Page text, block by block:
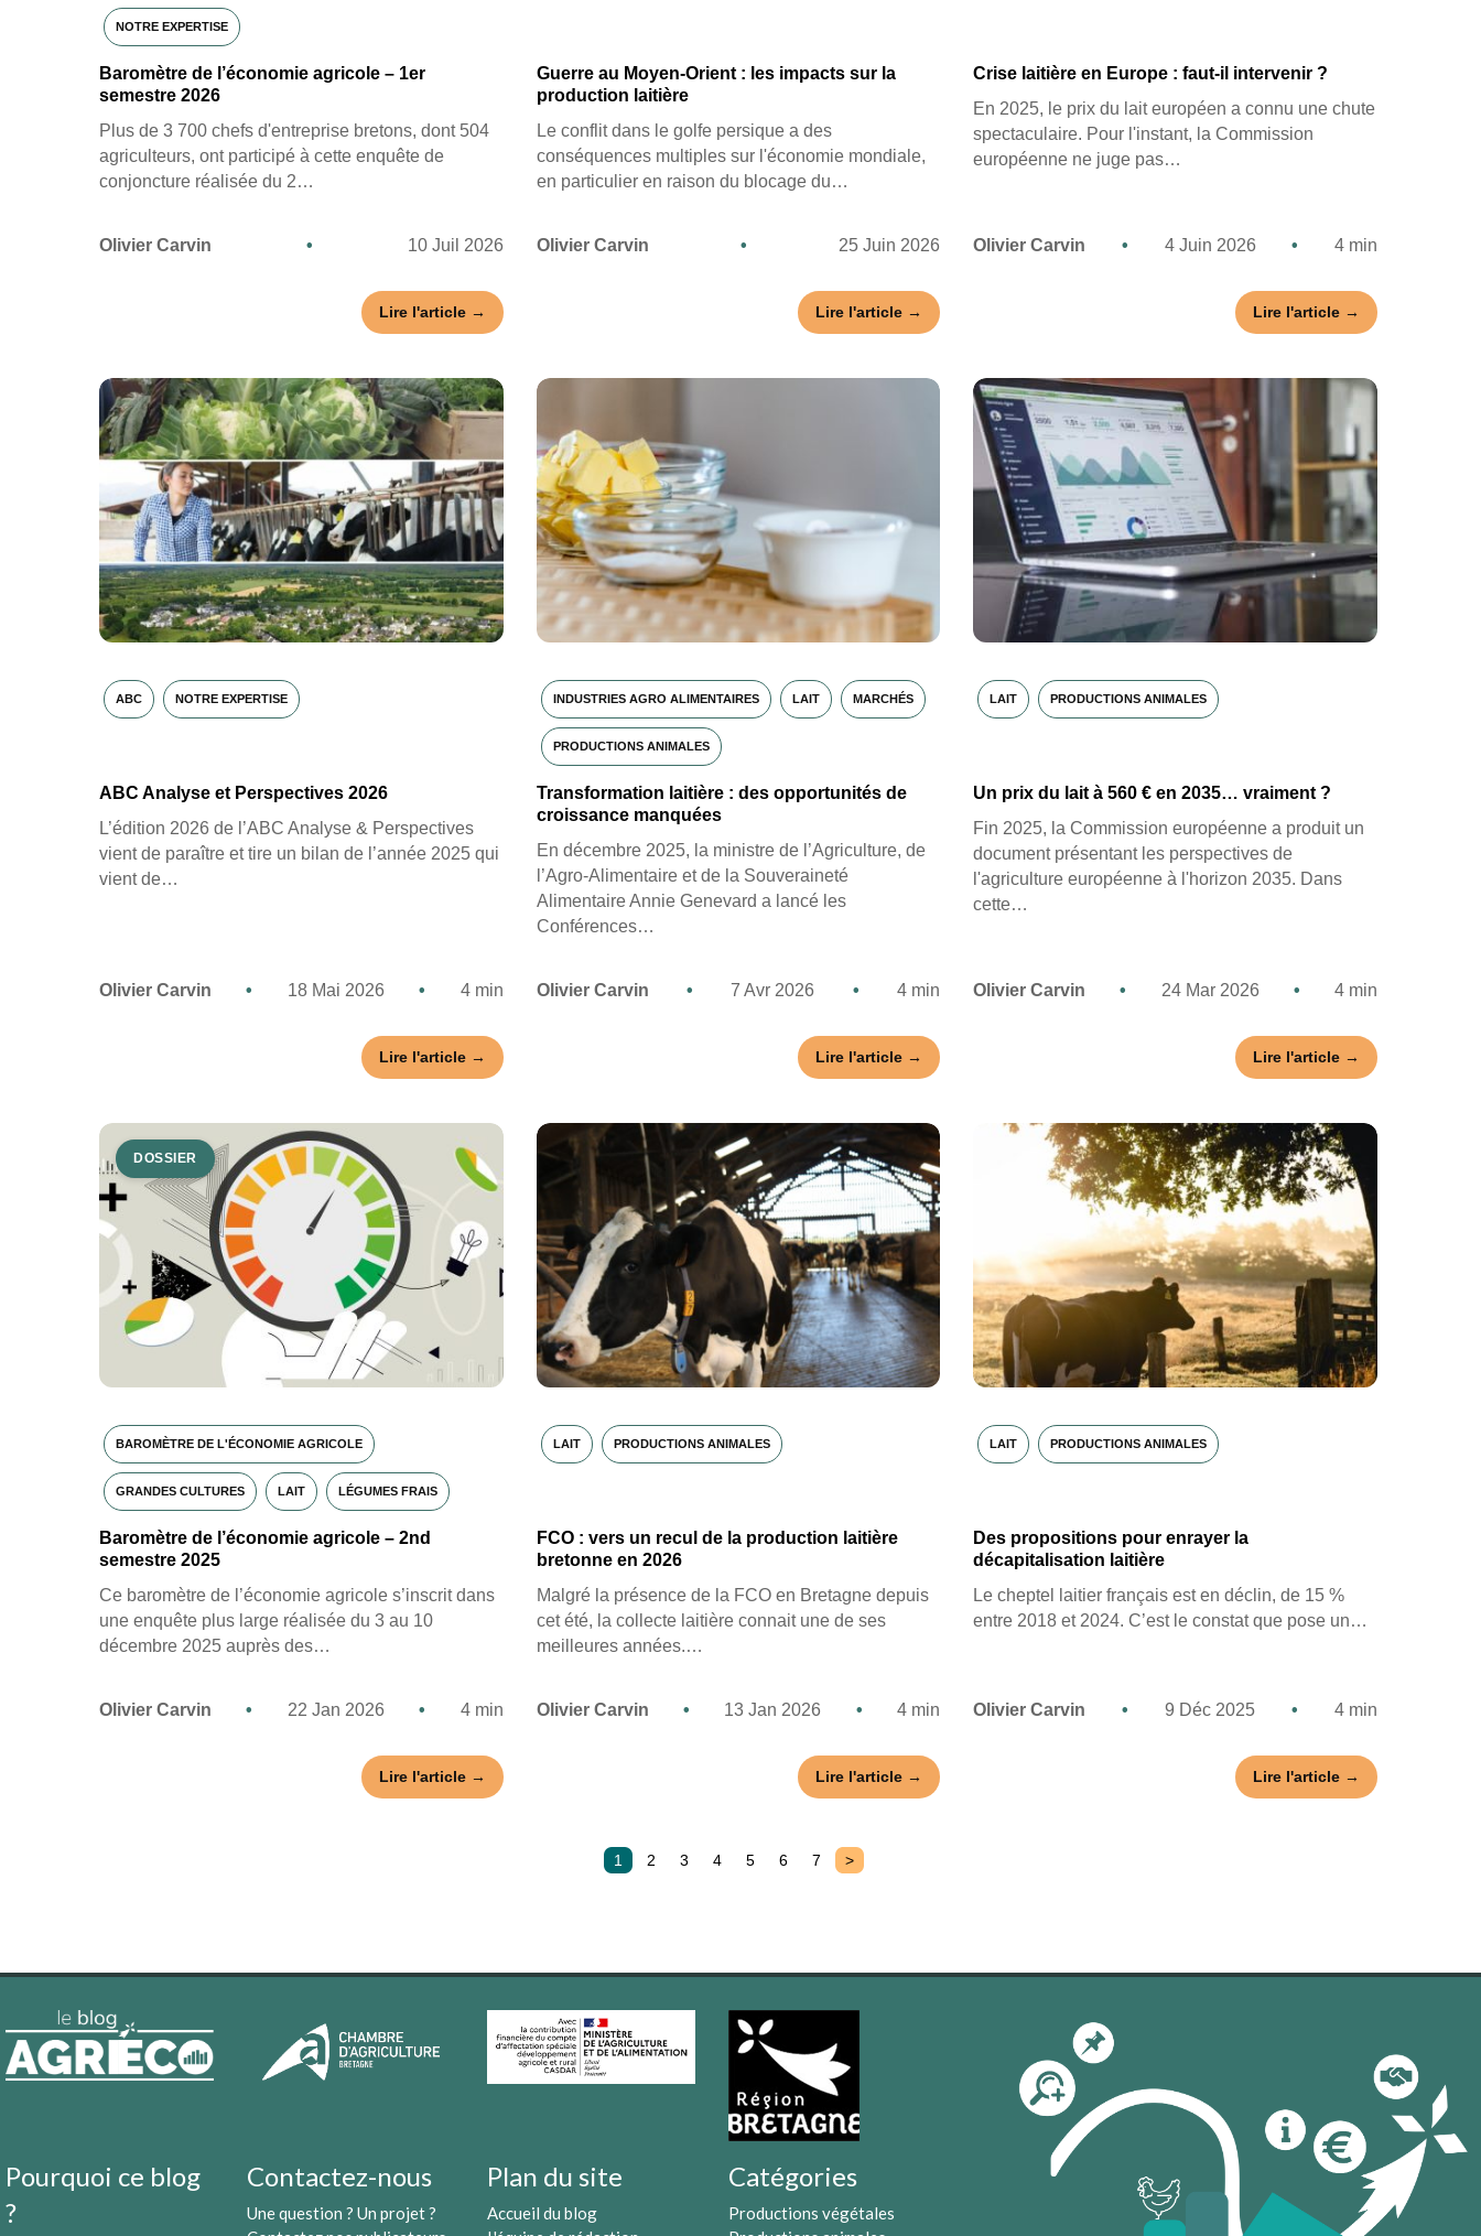
NOTRE EXPERTISE
Baromètre de l’économie agricole – 1er
semestre 2026
Plus de 3 700 chefs d'entreprise bretons, dont 504
agriculteurs, ont participé à cette enquête de
conjoncture réalisée du 2…
Olivier Carvin • 10 Juil 2026
Lire l'article →
Guerre au Moyen-Orient : les impacts sur la
production laitière
Le conflit dans le golfe persique a des
conséquences multiples sur l'économie mondiale,
en particulier en raison du blocage du…
Olivier Carvin • 25 Juin 2026
Lire l'article →
Crise laitière en Europe : faut-il intervenir ?
En 2025, le prix du lait européen a connu une chute
spectaculaire. Pour l'instant, la Commission
européenne ne juge pas…
Olivier Carvin • 4 Juin 2026 • 4 min
Lire l'article →
ABC NOTRE EXPERTISE
ABC Analyse et Perspectives 2026
L’édition 2026 de l’ABC Analyse & Perspectives
vient de paraître et tire un bilan de l’année 2025 qui
vient de…
Olivier Carvin • 18 Mai 2026 • 4 min
Lire l'article →
INDUSTRIES AGRO ALIMENTAIRES LAIT MARCHÉS
PRODUCTIONS ANIMALES
Transformation laitière : des opportunités de
croissance manquées
En décembre 2025, la ministre de l’Agriculture, de
l’Agro-Alimentaire et de la Souveraineté
Alimentaire Annie Genevard a lancé les
Conférences…
Olivier Carvin • 7 Avr 2026 • 4 min
Lire l'article →
LAIT PRODUCTIONS ANIMALES
Un prix du lait à 560 € en 2035… vraiment ?
Fin 2025, la Commission européenne a produit un
document présentant les perspectives de
l'agriculture européenne à l'horizon 2035. Dans
cette…
Olivier Carvin • 24 Mar 2026 • 4 min
Lire l'article →
DOSSIER
BAROMÈTRE DE L'ÉCONOMIE AGRICOLE
GRANDES CULTURES LAIT LÉGUMES FRAIS
Baromètre de l’économie agricole – 2nd
semestre 2025
Ce baromètre de l’économie agricole s’inscrit dans
une enquête plus large réalisée du 3 au 10
décembre 2025 auprès des…
Olivier Carvin • 22 Jan 2026 • 4 min
Lire l'article →
LAIT PRODUCTIONS ANIMALES
FCO : vers un recul de la production laitière
bretonne en 2026
Malgré la présence de la FCO en Bretagne depuis
cet été, la collecte laitière connait une de ses
meilleures années.…
Olivier Carvin • 13 Jan 2026 • 4 min
Lire l'article →
LAIT PRODUCTIONS ANIMALES
Des propositions pour enrayer la
décapitalisation laitière
Le cheptel laitier français est en déclin, de 15 %
entre 2018 et 2024. C’est le constat que pose un…
Olivier Carvin • 9 Déc 2025 • 4 min
Lire l'article →
1 2 3 4 5 6 7 >
Pourquoi ce blog
?
Contactez-nous
Une question ? Un projet ?
Plan du site
Accueil du blog
Catégories
Productions végétales